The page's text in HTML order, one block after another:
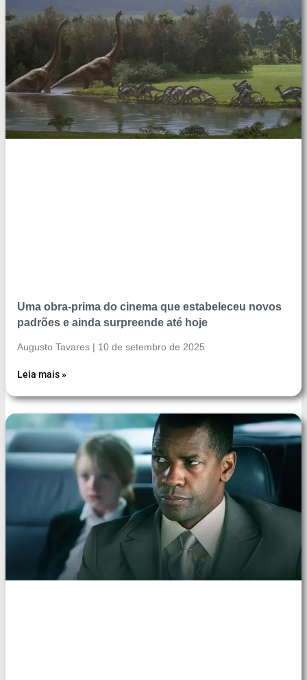
Uma obra-prima do cinema que estabeleceu novos
padrões e ainda surpreende até hoje
Augusto Tavares 10 de setembro de 2025
Leia mais »